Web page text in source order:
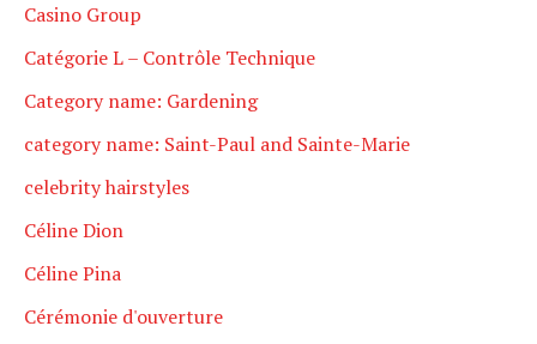
Casino Group
Catégorie L – Contrôle Technique
Category name: Gardening
category name: Saint-Paul and Sainte-Marie
celebrity hairstyles
Céline Dion
Céline Pina
Cérémonie d'ouverture